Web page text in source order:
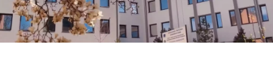
International